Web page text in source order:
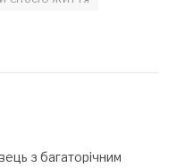
з багаторічним